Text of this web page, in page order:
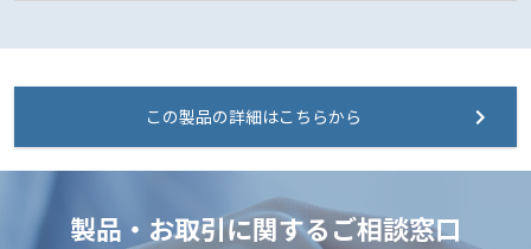
この製品の詳細はこちらから
製品・お取引に関するご相談窓口